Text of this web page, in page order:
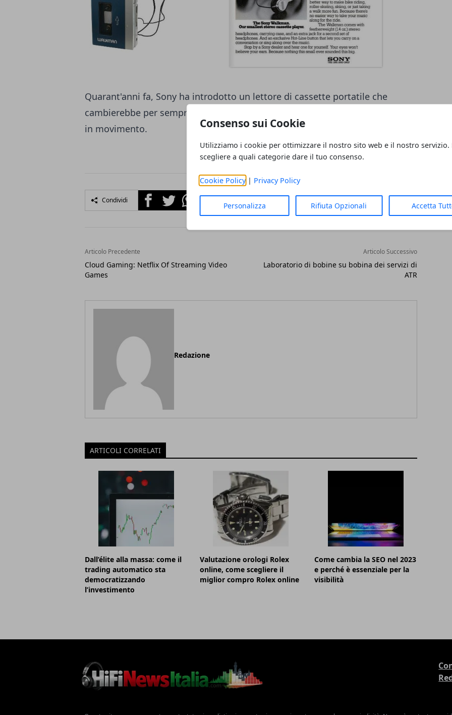
Consenso sui Cookie
Utilizziamo i cookie per ottimizzare il nostro sito web e il nostro servizio.
scegliere a quali categorie dare il tuo consenso.
Cookie Policy| Privacy Policy
Personalizza Rifiuta Opzionali Accetta
Quarant'anni fa, Sony ha introdotto un lettore di cassette portatile che
cambierebbe per sempre il modo in cui il mondo ha sperimentato la musica
in movimento.
Condividi FacebookTwitterWhatsapp
Articolo Precedente
Cloud Gaming: Netflix Of Streaming Video
Games
Articolo Successivo
Laboratorio di bobine su bobina dei servizi di
ATR
Redazione
ARTICOLI CORRELATI
Dall’élite alla massa: come il
trading automatico sta
democratizzando
l’investimento
Valutazione orologi Rolex
online, come scegliere il
miglior compro Rolex online
Come cambia la SEO nel 2023
e perché è essenziale per la
visibilità